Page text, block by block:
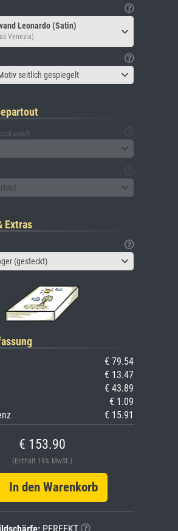
Leonardo (Satin)
Venezia)
seitlich gespiegelt
Extras
(gesteckt)
€ 79.54
€ 13.47
€ 43.89
€ 1.09
€ 15.91
€ 153.90
(Enthält 19% MwSt.)
In den Warenkorb